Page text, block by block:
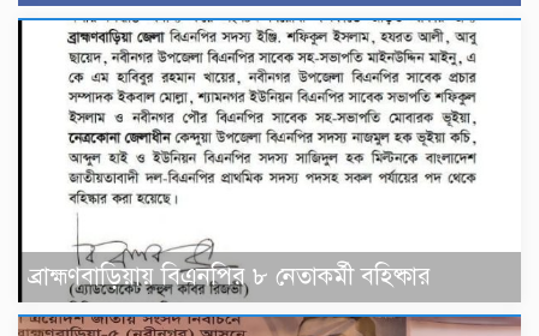
ব্রাহ্মণবাড়িয়ায় বিএনপির ৮ নেতাকর্মী বহিষ্কার